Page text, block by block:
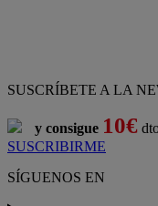
SUSCRÍBETE A LA
y consigue 10€
SUSCRIBIRME
SÍGUENOS EN